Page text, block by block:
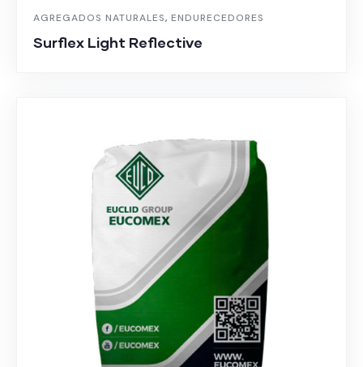
AGREGADOS NATURALES, ENDURECEDORES
Surflex Light Reflective